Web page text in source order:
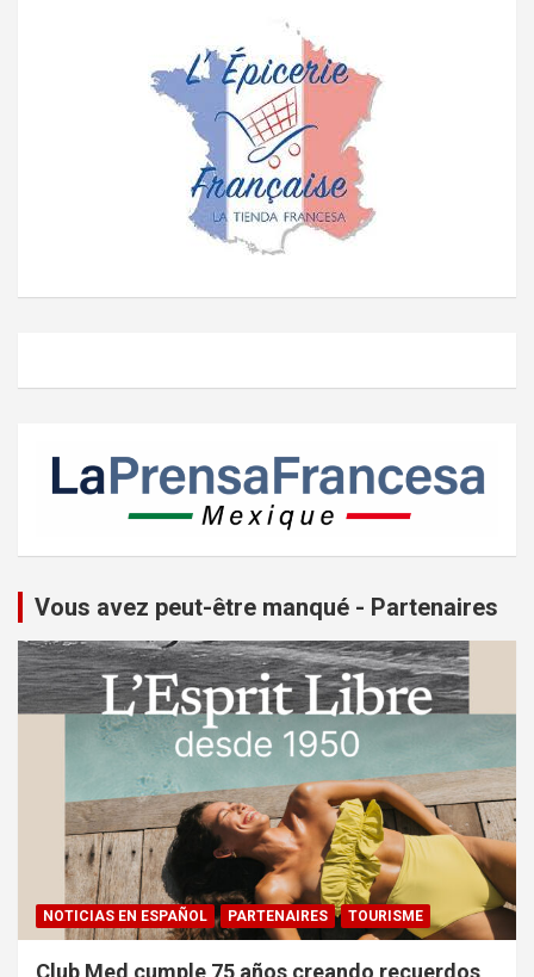
Vous avez peut-être manqué - Partenaires
NOTICIAS EN ESPAÑOL PARTENAIRES TOURISME
Club Med cumple 75 años creando recuerdos